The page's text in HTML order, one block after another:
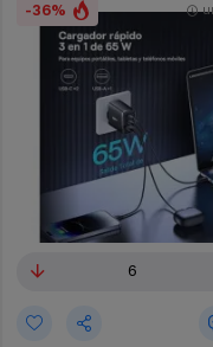
-36%
6